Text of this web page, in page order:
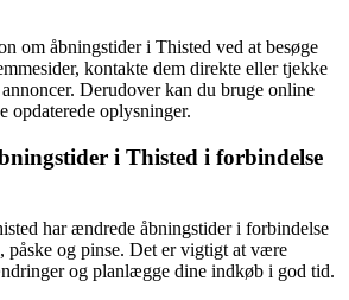
om åbningstider i Thisted ved at besøge
kontakte dem direkte eller tjekke
Derudover kan du bruge online
opdaterede oplysninger.
i Thisted i forbindelse
har ændrede åbningstider i forbindelse
påske og pinse. Det er vigtigt at være
og planlægge dine indkøb i god tid.